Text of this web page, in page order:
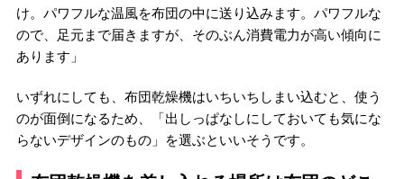
け。パワフルな温風を布団の中に送り込みます。パワフルな
ので、足元まで届きますが、そのぶん消費電力が高い傾向に
あります」
いずれにしても、布団乾燥機はいちいちしまい込むと、使う
のが面倒になるため、「出しっぱなしにしておいても気にな
らないデザインのもの」を選ぶといいそうです。